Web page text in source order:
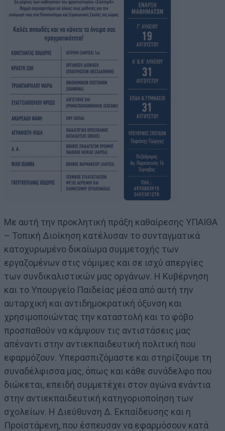
Με αυτή την προκλητική πράξη καθαίρεσης ΥΠΑΙΘΑ
– Τοπική Διοίκηση κατέλυσαν το συνταγματικά
κατοχυρωμένο δικαίωμα συμμετοχής των
εργαζομένων στις νόμιμες και σε ισχύ απεργίες
των συνδικαλιστικών μας οργάνων. Η Κυβέρνηση
και το Υπουργείο Παιδείας μέσα από αυτή την
αυταρχική και αντιδημοκρατική όξυνση και
χρησιμοποιώντας την καταστολή και το φόβο
προσπαθούν να κάμψουν τις αντιστάσεις μας
απέναντι στην αντιεκπαιδευτική πολιτική που
εφαρμόζουν. Υπερασπιζόμαστε και στηρίζουμε τη
συναδέλφισσα μας, όπως και κάθε συνάδελφο που
διώκεται, επειδή συμμετέχει στον αγώνα ενάντια
στην αντιεκπαιδευτική κατηγοριοποίηση των
σχολείων. Η Διεύθυνση Δ. Εκπαίδευσης και η
Προϊστάμενη, που έσπευσαν να εφαρμόσουν κατά